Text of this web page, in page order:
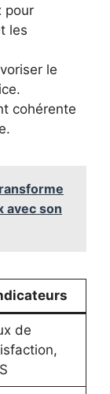
pour
les
le
cohérente
avec son
de